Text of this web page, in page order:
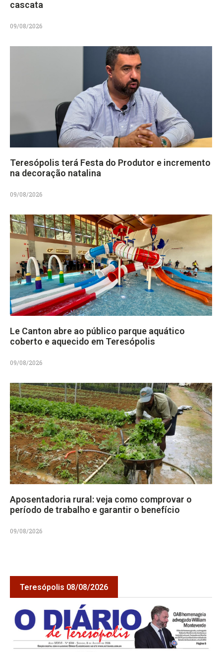
cascata
09/08/2026
Teresópolis terá Festa do Produtor e incremento
na decoração natalina
09/08/2026
Le Canton abre ao público parque aquático
coberto e aquecido em Teresópolis
09/08/2026
Aposentadoria rural: veja como comprovar o
período de trabalho e garantir o benefício
09/08/2026
Teresópolis 08/08/2026